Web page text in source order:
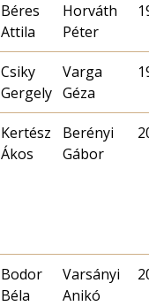
Béres
Attila
Horváth
Péter
Csiky
Gergely
Varga
Géza
Kertész
Ákos
Berényi
Gábor
Bodor
Béla
Varsányi
Anikó